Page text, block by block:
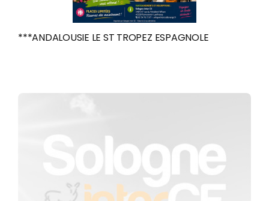
***ANDALOUSIE LE ST TROPEZ ESPAGNOLE